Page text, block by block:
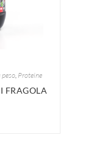
, Proteine
FRAGOLA